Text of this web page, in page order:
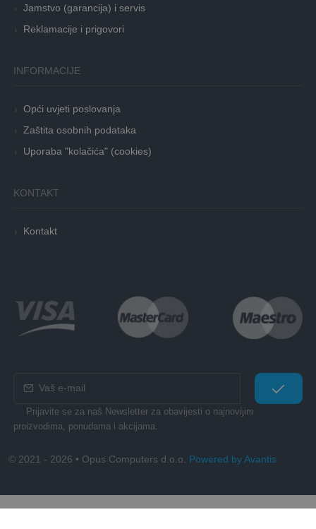
Jamstvo (garancija) i servis
Reklamacije i prigovori
INFORMACIJE
Opći uvjeti poslovanja
Zaštita osobnih podataka
Uporaba "kolačića" (cookies)
KONTAKT
Kontakt
Prijavite se za naš Newsletter za obavijesti o najnovijim
proizvodima, ponudama i akcijama.
© 2021 - 2026 • Opus Computers d.o.o. Powered by Avantis